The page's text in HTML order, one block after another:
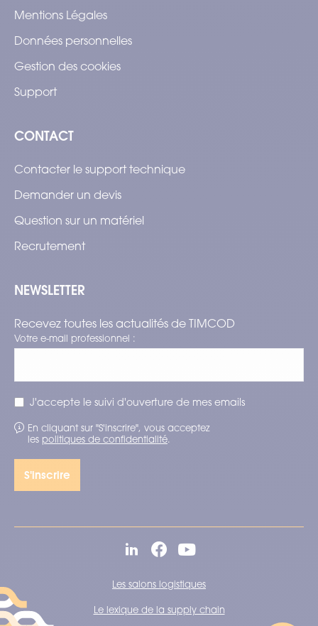
Mentions Légales
Données personnelles
Gestion des cookies
Support
CONTACT
Contacter le support technique
Demander un devis
Question sur un matériel
Recrutement
NEWSLETTER
Recevez toutes les actualités de TIMCOD
Votre e-mail professionnel :
J'accepte le suivi d'ouverture de mes emails
En cliquant sur "S'inscrire", vous acceptez
les politiques de confidentialité.
Les salons logistiques
Le lexique de la supply chain